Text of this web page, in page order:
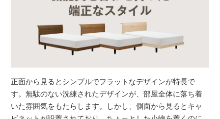
正面から見るとシンプルでフラットなデザインが特長で
す。無駄のない洗練されたデザインが、部屋全体に落ち着
いた雰囲気をもたらします。しかし、側面から見るとキャ